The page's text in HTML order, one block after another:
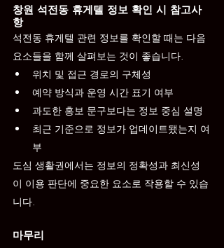
창원 석전동 휴게텔 정보 확인 시 참고사
항
석전동 휴게텔 관련 정보를 확인할 때는 다음
요소들을 함께 살펴보는 것이 좋습니다.
위치 및 접근 경로의 구체성
예약 방식과 운영 시간 표기 여부
과도한 홍보 문구보다는 정보 중심 설명
최근 기준으로 정보가 업데이트됐는지 여
부
도심 생활권에서는 정보의 정확성과 최신성
이 이용 판단에 중요한 요소로 작용할 수 있습
니다.
마무리